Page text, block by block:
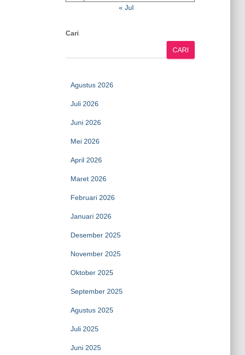
« Jul
Cari
CARI
Agustus 2026
Juli 2026
Juni 2026
Mei 2026
April 2026
Maret 2026
Februari 2026
Januari 2026
Desember 2025
November 2025
Oktober 2025
September 2025
Agustus 2025
Juli 2025
Juni 2025